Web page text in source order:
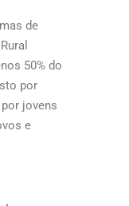
de
50% do
por
jovens
e